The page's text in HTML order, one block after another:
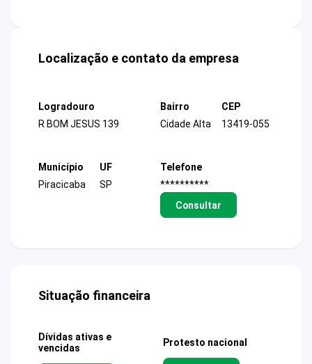
Localização e contato da empresa
Logradouro
R BOM JESUS 139
Bairro
Cidade Alta
CEP
13419-055
Município
Piracicaba
UF
SP
Telefone
**********
Consultar
Situação financeira
Dívidas ativas e
vencidas
Protesto nacional